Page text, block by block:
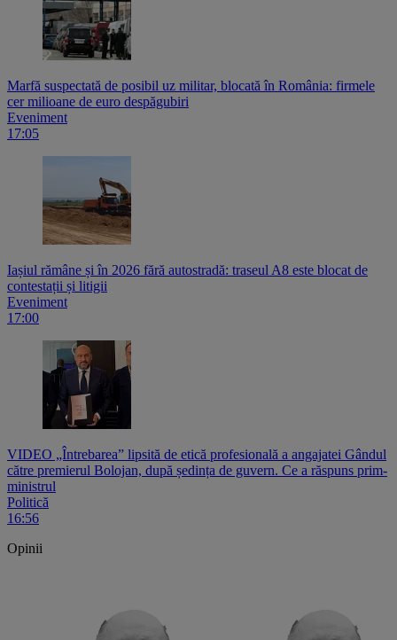
Marfă suspectată de posibil uz militar, blocată în România: firmele
cer milioane de euro despăgubiri
Eveniment
17:05
Iașiul rămâne și în 2026 fără autostradă: traseul A8 este blocat de
contestații și litigii
Eveniment
17:00
VIDEO „Întrebarea” lipsită de etică profesională a angajatei Gândul
către premierul Bolojan, după ședința de guvern. Ce a răspuns prim-
ministrul
Politică
16:56
Opinii